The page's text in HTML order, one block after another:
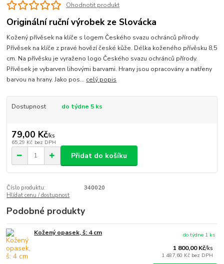
Ohodnotit produkt
Originální ruční výrobek ze Slovácka
Kožený přívěsek na klíče s logem Českého svazu ochránců přírody
Přívěsek na klíče z pravé hovězí české kůže. Délka koženého přívěsku 8,5
cm. Na přívěsku je vyraženo logo Českého svazu ochránců přírody.
Přívěsek je vybarven lihovými barvami. Hrany jsou opracovány a natřeny
barvou na hrany. Jako pos... celý popis
Dostupnost do týdne 5 ks
79,00 Kč/ks
65,29 Kč bez DPH
Přidat do košíku
Číslo produktu:
340020
Hlídat cenu / dostupnost
Podobné produkty
Kožený opasek, š: 4 cm
1 800,00 Kč/ks
1 487,60 Kč bez DPH
do týdne 1 ks